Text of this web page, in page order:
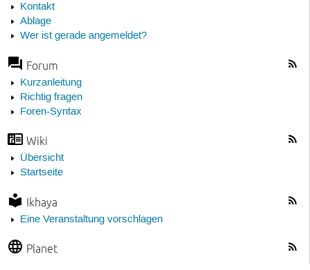
Kontakt
Ablage
Wer ist gerade angemeldet?
Forum
Kurzanleitung
Richtig fragen
Foren-Syntax
Wiki
Übersicht
Startseite
Ikhaya
Eine Veranstaltung vorschlagen
Planet